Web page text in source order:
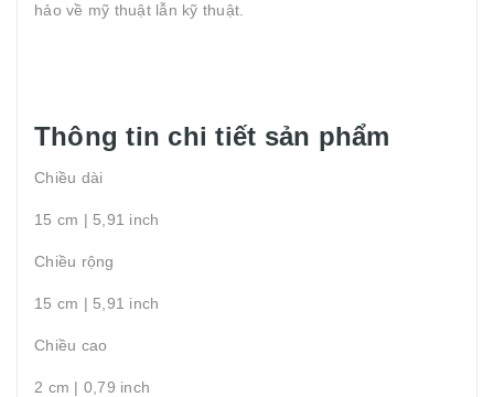
hảo về mỹ thuật lẫn kỹ thuật.
Thông tin chi tiết sản phẩm
Chiều dài
15 cm | 5,91 inch
Chiều rộng
15 cm | 5,91 inch
Chiều cao
2 cm | 0,79 inch